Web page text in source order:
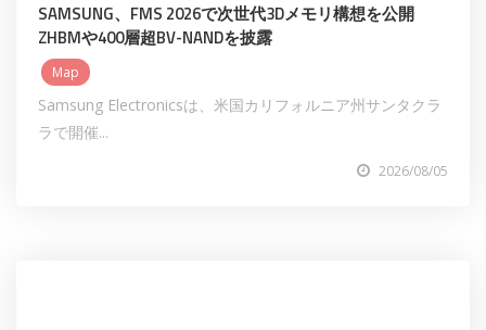
SAMSUNG、FMS 2026で次世代3Dメモリ構想を公開
ZHBMや400層超BV-NANDを披露
Map
Samsung Electronicsは、米国カリフォルニア州サンタクラ
ラで開催...
2026/08/05